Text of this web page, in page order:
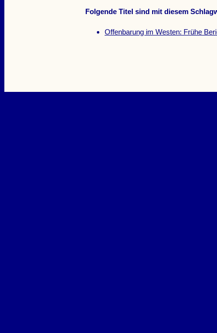
Folgende Titel sind mit diesem
Offenbarung im Westen: Frühe